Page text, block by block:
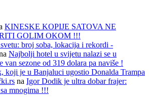
KINESKE KOPIJE SATOVA NE
GOLIM OKOM !!!
broj soba, lokacija i rekordi -
Najbolji hotel u svijetu nalazi se u
van sezone od 319 dolara pa naviše !
koji je u Banjaluci ugostio Donalda Trampa
na Igor Dodik je ultra dobar frajer:
mnogima !!!